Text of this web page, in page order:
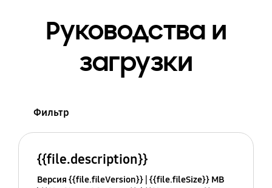
Руководства и
загрузки
Фильтр
{{file.description}}
Версия {{file.fileVersion}} {{file.fileSize}} MB